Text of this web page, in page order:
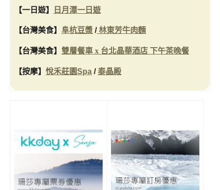
【一日遊】 日月潭一日遊
【台灣美食】 阜杭豆漿 /林東芳牛肉麵
【台灣美食】 雙層餐車 x 台北晶華酒店 下午茶晚餐
【按摩】 悅禾莊園Spa /泰晶殿